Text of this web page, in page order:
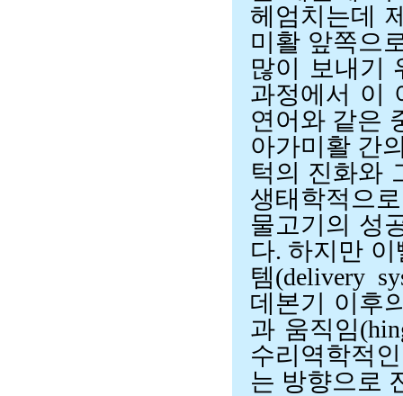
헤엄치는데
미활 앞쪽으
많이 보내기
과정에서 이
연어와 같은
아가미활 간
턱의 진화와
생태학적으
물고기의 성
다. 하지만
템(delivery
데본기 이후
과 움직임
수리역학적
는 방향으로